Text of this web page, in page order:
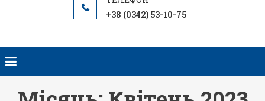
+38 (0342) 53-10-75